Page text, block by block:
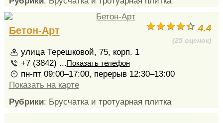
4.4
(25 оценок)
Бетон-Арт
улица Терешковой, 75, корп. 1
+7 (3842) ...Показать телефон
пн-пт 09:00–17:00, перерыв 12:30–13:00
Показать на карте
Рубрики: Брусчатка и тротуарная плитка